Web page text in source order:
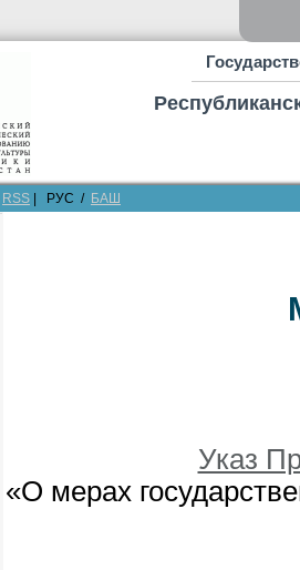
RSS | РУС / БАШ
Указ
«О мерах